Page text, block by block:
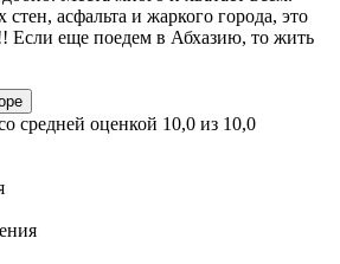
асфальта и жаркого города, это
Если еще поедем в Абхазию, то жить
средней оценкой 10,0 из 10,0